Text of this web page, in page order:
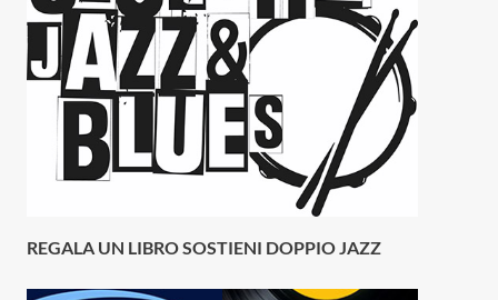
REGALA UN LIBRO SOSTIENI DOPPIO JAZZ